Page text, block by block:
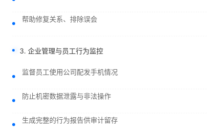
帮助修复关系、排除误会
3. 企业管理与员工行为监控
监督员工使用公司配发手机情况
防止机密数据泄露与非法操作
生成完整的行为报告供审计留存